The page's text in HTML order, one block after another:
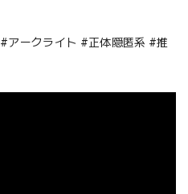
アークライト #正体隠匿系 #推